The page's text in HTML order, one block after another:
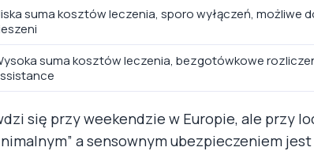
suma kosztów leczenia, sporo wyłączeń, możliwe
suma kosztów leczenia, bezgotówkowe
się przy weekendzie w Europie, ale przy
a sensownym ubezpieczeniem